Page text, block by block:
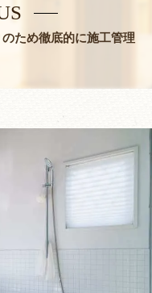
ため徹底的に施工管理